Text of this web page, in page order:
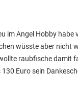
im Angel Hobby habe
wüsste aber nicht
raubfische damit
Euro sein